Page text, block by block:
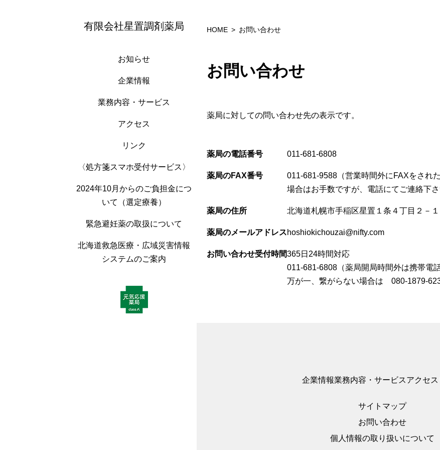
有限会社星置調剤薬局
お知らせ
企業情報
業務内容・サービス
アクセス
リンク
〈処方箋スマホ受付サービス〉
2024年10月からのご負担金につ
いて（選定療養）
緊急避妊薬の取扱について
北海道救急医療・広域災害情報
システムのご案内
HOME お問い合わせ
お問い合わせ
薬局に対しての問い合わせ先の表示です。
薬局の電話番号 011-681-6808
薬局のFAX番号
011-681-9588（営業時間外にFAXをされ
場合はお手数ですが、電話にてご連絡下さ
薬局の住所 北海道札幌市手稲区星置１条４丁目２－１
薬局のメールアドレスhoshiokichouzai@nifty.com
お問い合わせ受付時間365日24時間対応
011-681-6808（薬局開局時間外は携帯電
万が一、繋がらない場合は 080-1879-
企業情報業務内容・サービスアクセス
サイトマップ
お問い合わせ
個人情報の取り扱いについて